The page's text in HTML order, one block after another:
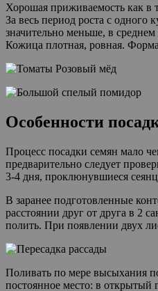
Хорошая приживаемость как в
За весь период роста с
значительно меньше, в
Кожица плотная, ровная.
Особенности
Процесс посадки семян мало
предварительно следует
3-4 дня, проклюнувшиеся
В заранее подготовленные
расстоянии друг от друга в 2
полить. При появлении двух
Поливать по мере высыхания
постоянное место: в открытый